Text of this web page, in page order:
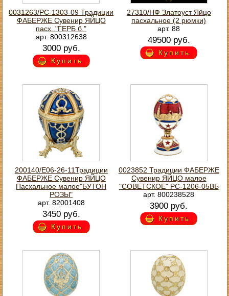
0031263/РС-1303-09 Традиции
ФАБЕРЖЕ Сувенир ЯЙЦО
пасх.."ГЕРБ б."
арт. 800312638
3000 руб.
Купить
27310/НФ Златоуст Яйцо
пасхальное (2 рюмки)
арт. 88
49500 руб.
Купить
200140/Е06-26-11Традиции
ФАБЕРЖЕ Сувенир ЯЙЦО
Пасхальное малое"БУТОН
РОЗЫ"
арт. 82001408
3450 руб.
Купить
0023852 Традиции ФАБЕРЖЕ
Сувенир ЯЙЦО малое
"СОВЕТСКОЕ" РС-1206-05ВБ
арт. 800238528
3900 руб.
Купить